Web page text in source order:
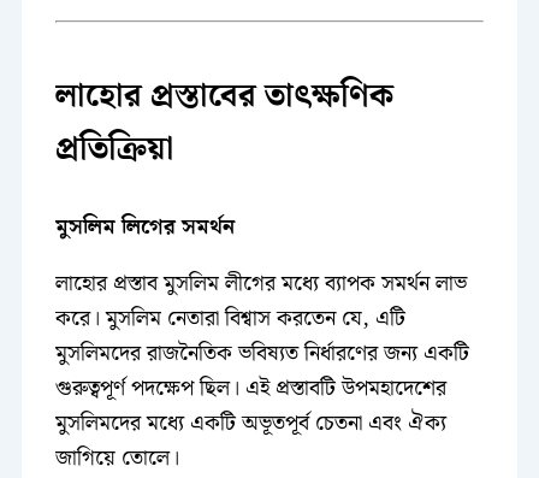
লাহোর প্রস্তাবের তাৎক্ষণিক
প্রতিক্রিয়া
মুসলিম লিগের সমর্থন
লাহোর প্রস্তাব মুসলিম লীগের মধ্যে ব্যাপক সমর্থন লাভ
করে। মুসলিম নেতারা বিশ্বাস করতেন যে, এটি
মুসলিমদের রাজনৈতিক ভবিষ্যত নির্ধারণের জন্য একটি
গুরুত্বপূর্ণ পদক্ষেপ ছিল। এই প্রস্তাবটি উপমহাদেশের
মুসলিমদের মধ্যে একটি অভূতপূর্ব চেতনা এবং ঐক্য
জাগিয়ে তোলে।